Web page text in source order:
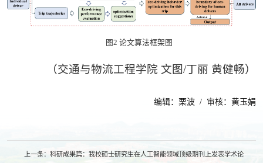
图2 论文算法框架图
（交通与物流工程学院 文图/丁丽 黄健畅）
编辑：栗波 / 审核：黄玉娟
上一条： 科研成果篇：我校硕士研究生在人工智能领域顶级期刊上发表学术论